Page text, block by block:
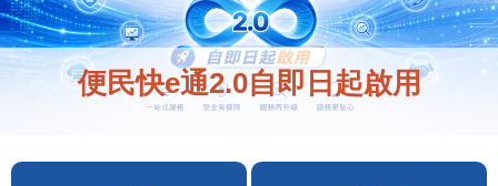
便民快e通2.0自即日起啟用